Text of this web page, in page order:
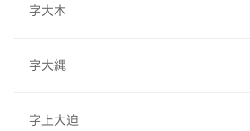
字大木
字大縄
字上大迫